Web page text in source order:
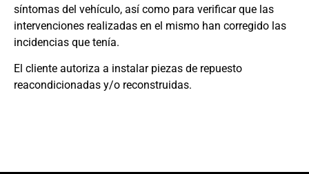
síntomas del vehículo, así como para verificar que las
intervenciones realizadas en el mismo han corregido las
incidencias que tenía.
El cliente autoriza a instalar piezas de repuesto
reacondicionadas y/o reconstruidas.